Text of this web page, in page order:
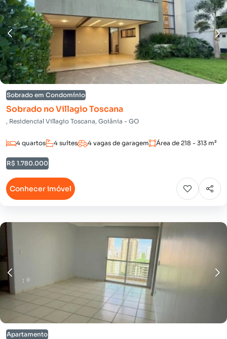
Sobrado em Condomínio
Sobrado no Villagio Toscana
, Residencial Villagio Toscana, Goiânia - GO
4 quartos 4 suítes 4 vagas de garagem Área de 218 - 313 m²
R$ 1.780.000
Conhecer imóvel
Apartamento